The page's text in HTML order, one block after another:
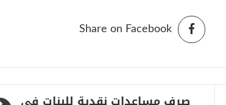
Share on Facebook